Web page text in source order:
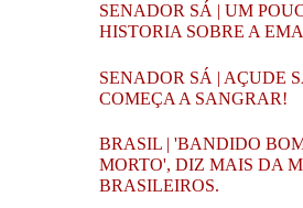
SENADOR SÁ | UM
HISTORIA SOBRE A
SENADOR SÁ | AÇUDE
COMEÇA A SANGRAR!
BRASIL | 'BANDIDO
MORTO', DIZ MAIS DA
BRASILEIROS.